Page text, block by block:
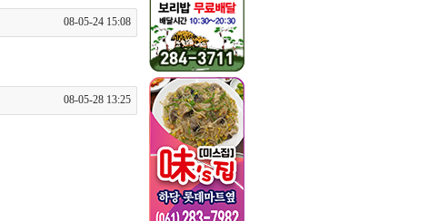
08-05-24 15:08
08-05-28 13:25